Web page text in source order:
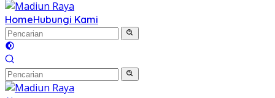
HomeHubungi Kami